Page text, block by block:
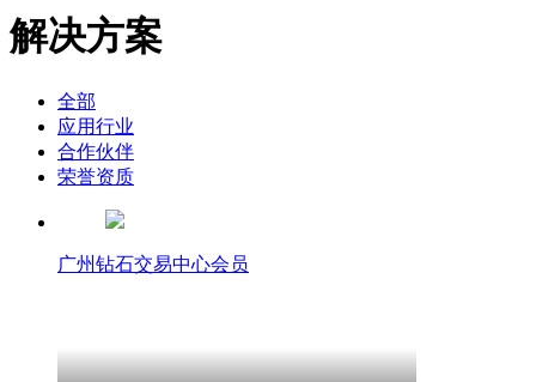
解决方案
全部
应用行业
合作伙伴
荣誉资质
广州钻石交易中心会员